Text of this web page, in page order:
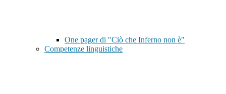
One pager di "Ciò che Inferno non è"
Competenze linguistiche